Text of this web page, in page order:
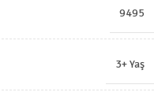
9495
3+ Yaş